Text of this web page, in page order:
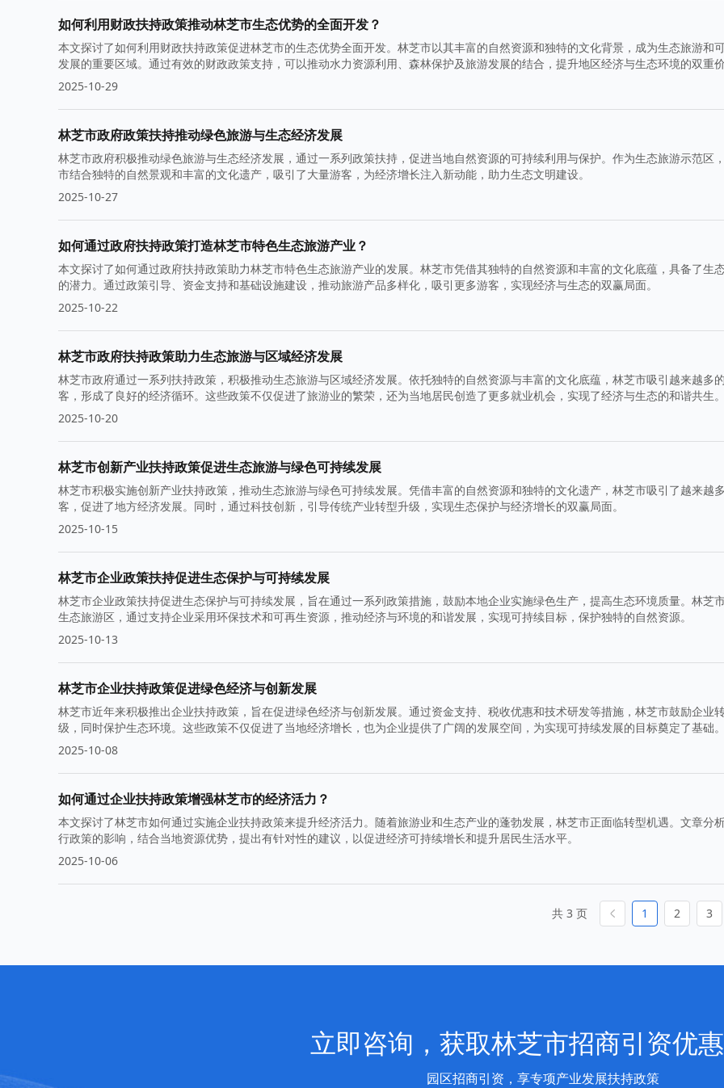
如何利用财政扶持政策推动林芝市生态优势的全面开发？
本文探讨了如何利用财政扶持政策促进林芝市的生态优势全面开发。林芝市以其丰富的自然资源和独特的文化背景，成为生态旅游和
发展的重要区域。通过有效的财政政策支持，可以推动水力资源利用、森林保护及旅游发展的结合，提升地区经济与生态环境的双重价
2025-10-29
林芝市政府政策扶持推动绿色旅游与生态经济发展
林芝市政府积极推动绿色旅游与生态经济发展，通过一系列政策扶持，促进当地自然资源的可持续利用与保护。作为生态旅游示范区
市结合独特的自然景观和丰富的文化遗产，吸引了大量游客，为经济增长注入新动能，助力生态文明建设。
2025-10-27
如何通过政府扶持政策打造林芝市特色生态旅游产业？
本文探讨了如何通过政府扶持政策助力林芝市特色生态旅游产业的发展。林芝市凭借其独特的自然资源和丰富的文化底蕴，具备了生
的潜力。通过政策引导、资金支持和基础设施建设，推动旅游产品多样化，吸引更多游客，实现经济与生态的双赢局面。
2025-10-22
林芝市政府扶持政策助力生态旅游与区域经济发展
林芝市政府通过一系列扶持政策，积极推动生态旅游与区域经济发展。依托独特的自然资源与丰富的文化底蕴，林芝市吸引越来越多
客，形成了良好的经济循环。这些政策不仅促进了旅游业的繁荣，还为当地居民创造了更多就业机会，实现了经济与生态的和谐共生。
2025-10-20
林芝市创新产业扶持政策促进生态旅游与绿色可持续发展
林芝市积极实施创新产业扶持政策，推动生态旅游与绿色可持续发展。凭借丰富的自然资源和独特的文化遗产，林芝市吸引了越来越
客，促进了地方经济发展。同时，通过科技创新，引导传统产业转型升级，实现生态保护与经济增长的双赢局面。
2025-10-15
林芝市企业政策扶持促进生态保护与可持续发展
林芝市企业政策扶持促进生态保护与可持续发展，旨在通过一系列政策措施，鼓励本地企业实施绿色生产，提高生态环境质量。林芝
生态旅游区，通过支持企业采用环保技术和可再生资源，推动经济与环境的和谐发展，实现可持续目标，保护独特的自然资源。
2025-10-13
林芝市企业扶持政策促进绿色经济与创新发展
林芝市近年来积极推出企业扶持政策，旨在促进绿色经济与创新发展。通过资金支持、税收优惠和技术研发等措施，林芝市鼓励企业
级，同时保护生态环境。这些政策不仅促进了当地经济增长，也为企业提供了广阔的发展空间，为实现可持续发展的目标奠定了基础。
2025-10-08
如何通过企业扶持政策增强林芝市的经济活力？
本文探讨了林芝市如何通过实施企业扶持政策来提升经济活力。随着旅游业和生态产业的蓬勃发展，林芝市正面临转型机遇。文章分
行政策的影响，结合当地资源优势，提出有针对性的建议，以促进经济可持续增长和提升居民生活水平。
2025-10-06
共 3 页 1 2 3
立即咨询，获取林芝市招商引资优
园区招商引资，享专项产业发展扶持政策